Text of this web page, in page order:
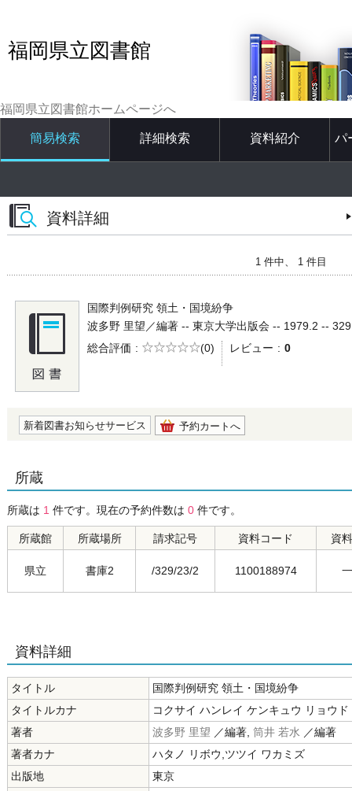
福岡県立図書館
福岡県立図書館ホームページへ
簡易検索 詳細検索 資料紹介 パ
資料詳細
1 件中、 1 件目
国際判例研究 領土・国境紛争
波多野 里望／編著 -- 東京大学出版会 -- 1979.2 --
総合評価
5段階評価
(0) レビュー 0
新着図書お知らせサービス 予約カートへ
所蔵
所蔵は 1 件です。現在の予約件数は 0 件です。
所蔵館 所蔵場所 請求記号 資料コード 資
県立 書庫2 /329/23/2 1100188974
資料詳細
タイトル
国際判例研究 領土・国境紛争
タイトルカナ
コクサイ ハンレイ ケンキュウ リョウ
著者
波多野 里望 ／編著, 筒井 若水 ／編著
著者カナ
ハタノ リボウ,ツツイ ワカミズ
出版地
東京